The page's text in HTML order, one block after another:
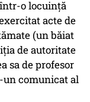
într-o locuinţă
acte de
(un băiat
de autoritate
sa de profesor
un comunicat al